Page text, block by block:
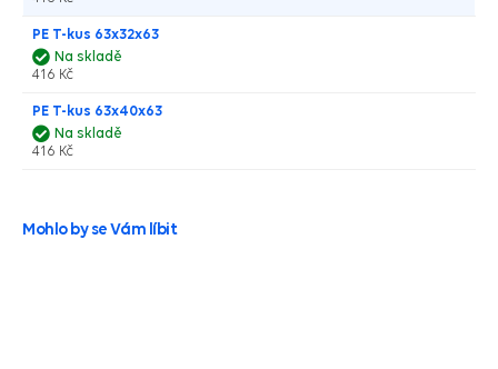
PE T-kus 63x32x63
Na skladě
416 Kč
PE T-kus 63x40x63
Na skladě
416 Kč
Mohlo by se Vám líbit